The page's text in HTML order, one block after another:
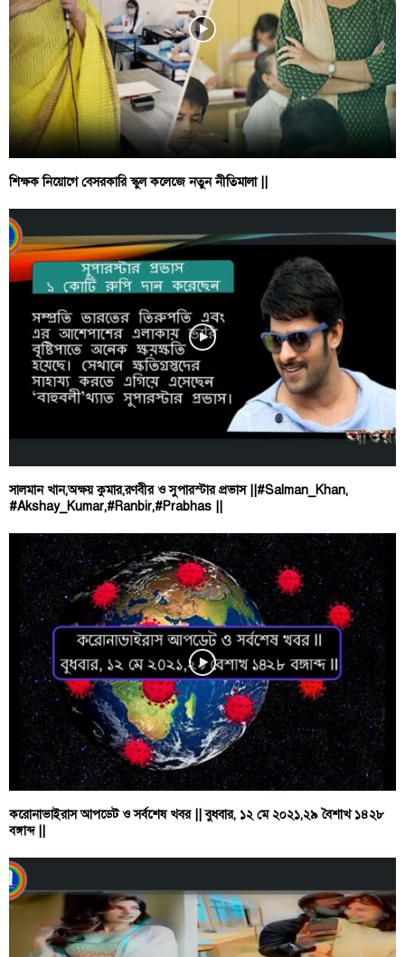
শিক্ষক নিয়োগে বেসরকারি স্কুল কলেজে নতুন নীতিমালা ||
সালমান খান,অক্ষয় কুমার,রণবীর ও সুপারস্টার প্রভাস ||#Salman_Khan,
#Akshay_Kumar,#Ranbir,#Prabhas ||
করোনাভাইরাস আপডেট ও সর্বশেষ খবর || বুধবার, ১২ মে ২০২১,২৯ বৈশাখ ১৪২৮
বঙ্গাব্দ ||